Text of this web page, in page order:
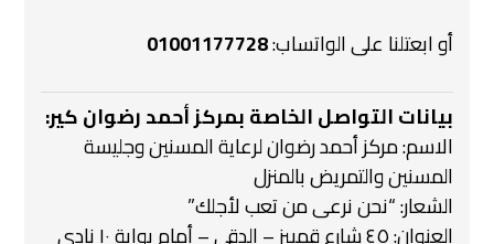
أو ابعتلنا على الواتساب:01001177728
بيانات التواصل الخاصة بمركز أحمد رضوان كير:
الاسم: مركز أحمد رضوان لرعاية المسنين وجليسة
المسنين والتمريض بالمنزل
الشعار: “نحن نرعى من تعب لأجلك”
العنوان: ٤٥ شارع قمبيز – الدقي – أمام بوابة ١٠ نادي